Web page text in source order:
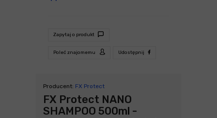
Zapytaj o produkt
Poleć znajomemu Udostępnij
Producent: FX Protect
FX Protect NANO
SHAMPOO 500ml -